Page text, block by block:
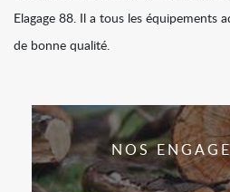
Elagage 88. Il a tous les équipements
de bonne qualité.
NOS